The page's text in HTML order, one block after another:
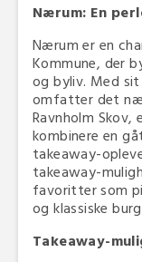
Nærum: En
Nærum er en
Kommune, der
og byliv. Med
omfatter det
Ravnholm
kombinere en
takeaway-
takeaway-
favoritter som
og klassiske
Takeaway-